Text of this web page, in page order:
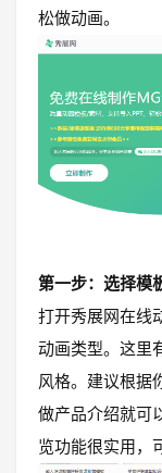
松做动画。
第一步：选择模
打开秀展网在线
动画类型。这里
风格。建议根据
做产品介绍就可
览功能很实用，